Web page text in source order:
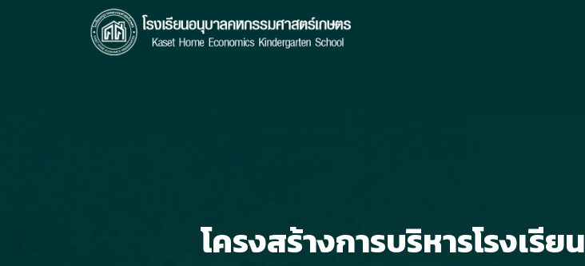
โครงสร้างการบริหารโรงเรียน